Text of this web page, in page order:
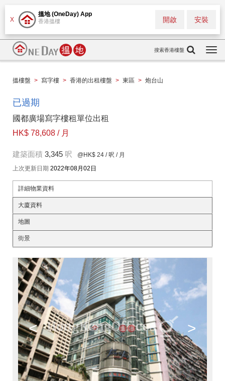
X
搵地 (OneDay) App
香港搵樓 安裝
開啟
搜索香港樓盤
搵樓盤 > 寫字樓 > 香港的出租樓盤 > 東區 > 炮台山
已過期
國都廣場寫字樓租單位出租
HK$ 78,608 / 月
建築面積 3,345 呎 @HK$ 24 / 呎 / 月
上次更新日期 2022年08月02日
詳細物業資料
大廈資料
地圖
街景
< >